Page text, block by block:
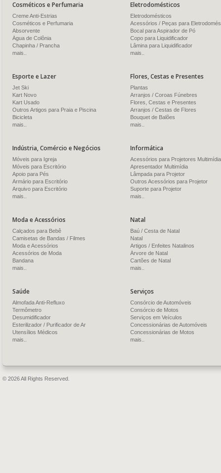
Cosméticos e Perfumaria
Creme Anti-Estrias
Cosméticos e Perfumaria
Absorvente
Água de Colônia
Chapinha / Prancha
mais..
Eletrodomésticos
Eletrodomésticos
Acessórios / Peças para
Bocal para Aspirador de Pó
Copo para Liquidificador
Lâmina para Liquidificador
mais..
Esporte e Lazer
Jet Ski
Kart Novo
Kart Usado
Outros Artigos para Praia e Piscina
Bicicleta
mais..
Flores, Cestas e Presentes
Plantas
Arranjos / Coroas Fúnebres
Flores, Cestas e Presentes
Arranjos / Cestas de Flores
Bouquet de Balões
mais..
Indústria, Comércio e Negócios
Móveis para Igreja
Móveis para Escritório
Apoio para Pés
Armário para Escritório
Arquivo para Escritório
mais..
Informática
Acessórios para Projetores Multimídia
Apresentador Multimídia
Lâmpada para Projetor
Outros Acessórios para Projetor
Suporte para Projetor
mais..
Moda e Acessórios
Calçados para Bebê
Camisetas de Bandas / Filmes
Moda e Acessórios
Acessórios de Moda
Bandana
mais..
Natal
Baú / Cesta de Natal
Natal
Artigos / Enfeites Natalinos
Árvore de Natal
Cartões de Natal
mais..
Saúde
Almofada Anti-Refluxo
Termômetro
Desumidificador
Esterilizador / Purificador de Ar
Utensílios Médicos
mais..
Serviços
Consórcio de Automóveis
Consórcio de Motos
Serviços em Veículos
Concessionárias de Automóveis
Concessionárias de Motos
mais..
© 2026 All Rights Reserved.